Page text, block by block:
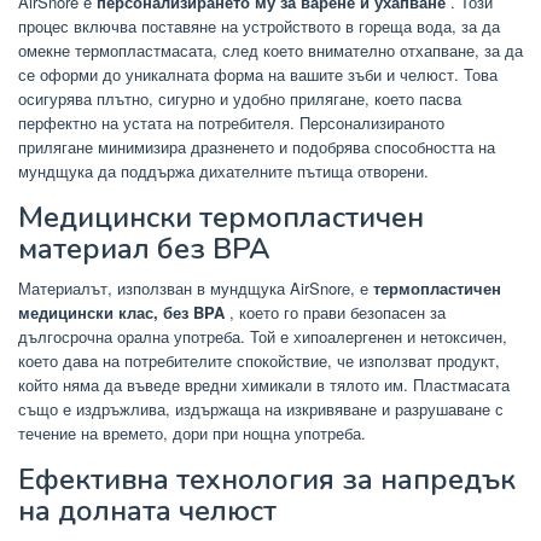
процес включва поставяне на устройството в гореща вода, за да
омекне термопластмасата, след което внимателно отхапване, за да
се оформи до уникалната форма на вашите зъби и челюст. Това
осигурява плътно, сигурно и удобно прилягане, което пасва
перфектно на устата на потребителя. Персонализираното
прилягане минимизира дразненето и подобрява способността на
мундщука да поддържа дихателните пътища отворени.
Медицински термопластичен
материал без BPA
Материалът, използван в мундщука AirSnore, е термопластичен
медицински клас, без BPA , което го прави безопасен за
дългосрочна орална употреба. Той е хипоалергенен и нетоксичен,
което дава на потребителите спокойствие, че използват продукт,
който няма да въведе вредни химикали в тялото им. Пластмасата
също е издръжлива, издържаща на изкривяване и разрушаване с
течение на времето, дори при нощна употреба.
Ефективна технология за напредък
на долната челюст